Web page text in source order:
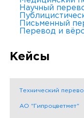
Научный
Письменный
Перевод и
Кейсы
Технический
АО "Гипроцветмет"